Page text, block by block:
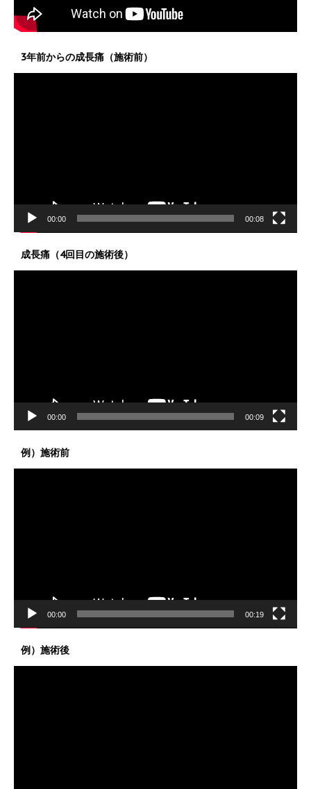
3年前からの成長痛（施術前）
00:00 00:08
成長痛（4回目の施術後）
00:00 00:09
例）施術前
00:00 00:19
例）施術後